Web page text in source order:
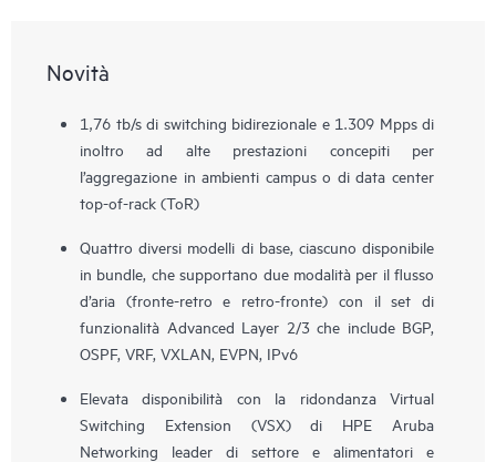
Novità
1,76 tb/s di switching bidirezionale e 1.309 Mpps di
inoltro ad alte prestazioni concepiti per
l’aggregazione in ambienti campus o di data center
top-of-rack (ToR)
Quattro diversi modelli di base, ciascuno disponibile
in bundle, che supportano due modalità per il flusso
d’aria (fronte-retro e retro-fronte) con il set di
funzionalità Advanced Layer 2/3 che include BGP,
OSPF, VRF, VXLAN, EVPN, IPv6
Elevata disponibilità con la ridondanza Virtual
Switching Extension (VSX) di HPE Aruba
Networking leader di settore e alimentatori e